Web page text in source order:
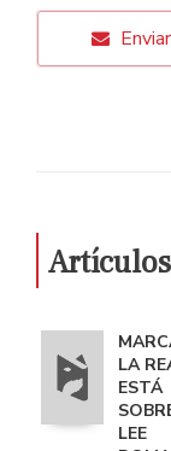
LA
ESTÁ
LEE